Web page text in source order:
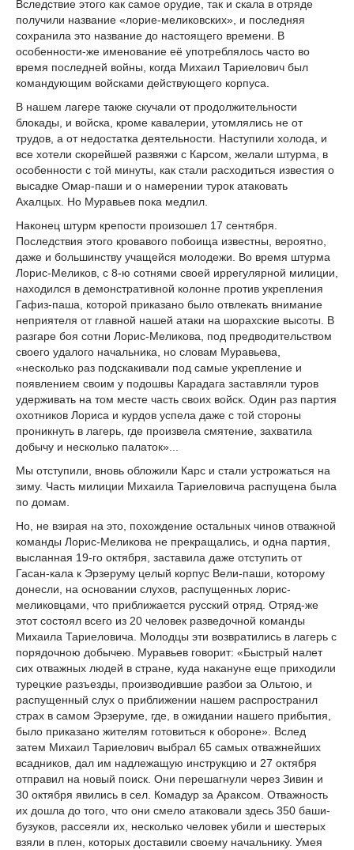
Вследствие этого как самое орудие, так и скала в отряде
получили название «лорие-меликовских», и последняя
сохранила это название до настоящего времени. В
особенности-же именование её употреблялось часто во
время последней войны, когда Михаил Тариелович был
командующим войсками действующего корпуса.
В нашем лагере также скучали от продолжительности
блокады, и войска, кроме кавалерии, утомлялись не от
трудов, а от недостатка деятельности. Наступили холода, и
все хотели скорейшей развяжи с Карсом, желали штурма, в
особенности с той минуты, как стали расходиться известия о
высадке Омар-паши и о намерении турок атаковать
Ахалцых. Но Муравьев пока медлил.
Наконец штурм крепости произошел 17 сентября.
Последствия этого кровавого побоища известны, вероятно,
даже и большинству учащейся молодежи. Во время штурма
Лорис-Меликов, с 8-ю сотнями своей иррегулярной милиции,
находился в демонстративной колонне против укрепления
Гафиз-паша, которой приказано было отвлекать внимание
неприятеля от главной нашей атаки на шорахские высоты. В
разгаре боя сотни Лорис-Меликова, под предводительством
своего удалого начальника, но словам Муравьева,
«несколько раз подскакивали под самые укрепление и
появлением своим у подошвы Карадага заставляли туров
удерживать на том месте часть своих войск. Один раз партия
охотников Лориса и курдов успела даже с той стороны
проникнуть в лагерь, где произвела смятение, захватила
добычу и несколько палаток»...
Мы отступили, вновь обложили Карс и стали устрожаться на
зиму. Часть милиции Михаила Тариеловича распущена была
по домам.
Но, не взирая на это, похождение остальных чинов отважной
команды Лорис-Меликова не прекращались, и одна партия,
высланная 19-го октября, заставила даже отступить от
Гасан-кала к Эрзеруму целый корпус Вели-паши, которому
донесли, на основании слухов, распущенных лорис-
меликовцами, что приближается русский отряд. Отряд-же
этот состоял всего из 20 человек разведочной команды
Михаила Тариеловича. Молодцы эти возвратились в лагерь с
порядочною добычею. Муравьев говорит: «Быстрый налет
сих отважных людей в стране, куда накануне еще приходили
турецкие разъезды, производившие разбои за Ольтою, и
распущенный слух о приближении нашем распространил
страх в самом Эрзеруме, где, в ожидании нашего прибытия,
было приказано жителям готовиться к обороне». Вслед
затем Михаил Тариелович выбрал 65 самых отважнейших
всадников, дал им надлежащую инструкцию и 27 октября
отправил на новый поиск. Они перешагнули через Зивин и
30 октября явились в сел. Комадур за Араксом. Отважность
их дошла до того, что они смело атаковали здесь 350 баши-
бузуков, рассеяли их, несколько человек убили и шестерых
взяли в плен, которых доставили своему начальнику. Умея